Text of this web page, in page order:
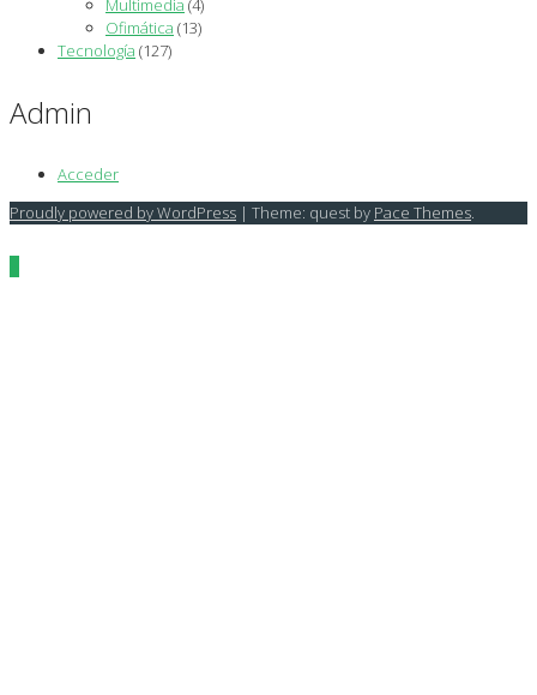
Multimedia (4)
Ofimática (13)
Tecnología (127)
Admin
Acceder
Proudly powered by WordPress | Theme: quest by Pace Themes.